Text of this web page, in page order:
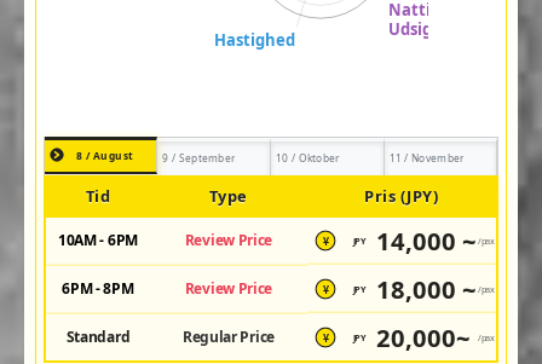
8 / August 9 / September 10 / Oktober 11 / November
Tid Type Pris (JPY)
10AM - 6PM Review Price ¥ JPY 14,000 ~ /pax
6PM - 8PM Review Price ¥ JPY 18,000 ~ /pax
Standard Regular Price ¥ JPY 20,000~ /pax